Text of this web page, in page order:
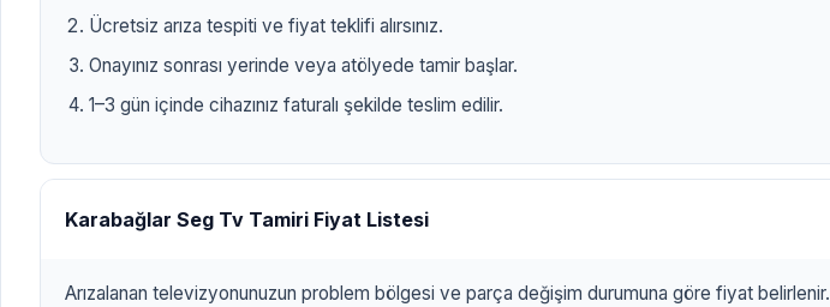
Ücretsiz arıza tespiti ve fiyat teklifi alırsınız.
Onayınız sonrası yerinde veya atölyede tamir başlar.
1–3 gün içinde cihazınız faturalı şekilde teslim edilir.
Karabağlar Seg Tv Tamiri Fiyat Listesi
Arızalanan televizyonunuzun problem bölgesi ve parça değişim durumuna göre fiyat belirlenir.